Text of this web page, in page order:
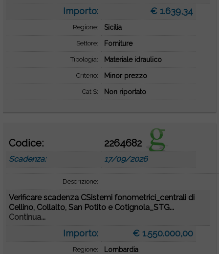
Importo: € 1.639,34
Regione: Sicilia
Settore: Forniture
Tipologia: Materiale idraulico
Criterio: Minor prezzo
Cat S: Non riportato
Codice: 2264682
Scadenza: 17/09/2026
Descrizione:
Verificare scadenza CSistemi fonometrici_centrali di
Cellino, Collalto, San Potito e Cotignola_STG...
Continua...
Importo: € 1.550.000,00
Regione: Lombardia